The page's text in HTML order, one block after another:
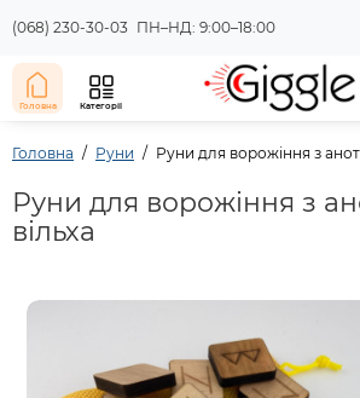
(068) 230-30-03 ПН–НД: 9:00–18:00
Головна Категорії
Головна Руни Руни для ворожіння з
Руни для ворожіння з
вільха